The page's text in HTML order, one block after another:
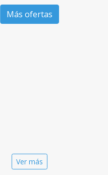
Más ofertas
Ver más